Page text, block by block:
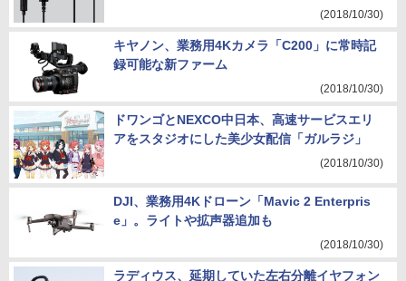
(2018/10/30)
キヤノン、業務用4Kカメラ「C200」に常時記
録可能な新ファーム
(2018/10/30)
ドワンゴとNEXCO中日本、高速サービスエリ
アをスタジオにした美少女配信「ガルラジ」
(2018/10/30)
DJI、業務用4Kドローン「Mavic 2 Enterpris
e」。ライトや拡声器追加も
(2018/10/30)
ラディウス、延期していた左右分離イヤフォン